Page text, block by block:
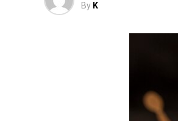
By K